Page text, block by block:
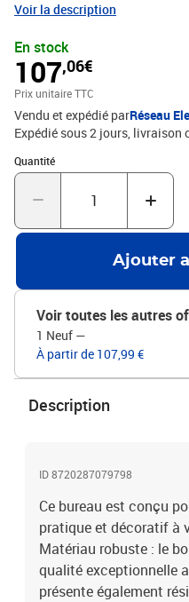
d'une qualité exceptionnelle
espace de rangement : cette
fonction de rangement
compartiments, vous
et fichiers en différentes
et en ordre. Design intemporel
l'armoire de bureau de
Avertissement :Afin d'éviter
utilisé avec le dispositif de
:Chaque produit est livré avec
d'ingénierieDimensions : 100 x
Documents:Vous trouverez ici
d'empêcher vos meubles de
Voir la description
En stock
107,06€
Prix unitaire TTC
Vendu et expédié parRéseau
Expédié sous 2 jours livraison
Quantité
Quantité : 1
Ajouter
Voir toutes les autres
1 Neuf —
À partir de 107,99 €
Description
ID 8720287079798
Ce bureau est conçu
pratique et décoratif à
Matériau robuste : le
qualité exceptionnelle
présente également